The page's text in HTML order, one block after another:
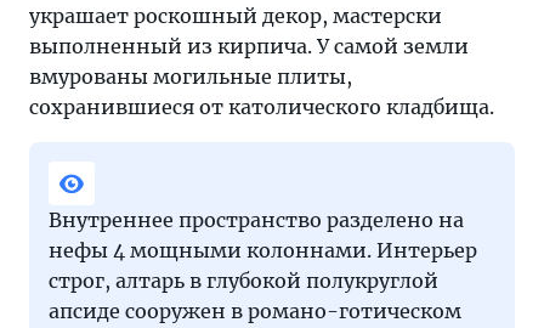
украшает роскошный декор, мастерски
выполненный из кирпича. У самой земли
вмурованы могильные плиты,
сохранившиеся от католического кладбища.
Внутреннее пространство разделено на
нефы 4 мощными колоннами. Интерьер
строг, алтарь в глубокой полукруглой
апсиде сооружен в романо-готическом